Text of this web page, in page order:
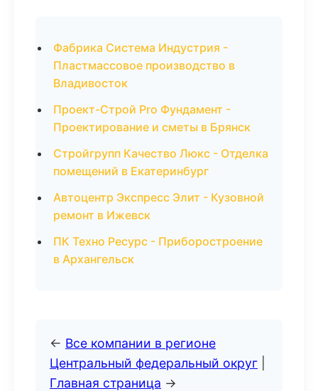
Фабрика Система Индустрия -
Пластмассовое производство в
Владивосток
Проект-Строй Pro Фундамент -
Проектирование и сметы в Брянск
Стройгрупп Качество Люкс - Отделка
помещений в Екатеринбург
Автоцентр Экспресс Элит - Кузовной
ремонт в Ижевск
ПК Техно Ресурс - Приборостроение
в Архангельск
← Все компании в регионе
Центральный федеральный округ
Главная страница →